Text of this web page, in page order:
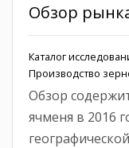
Обзор
Каталог
Производство
Обзор
ячменя в 2016